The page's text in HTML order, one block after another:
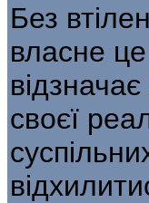
Без
власне
своєї